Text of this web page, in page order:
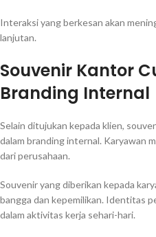
Interaksi yang berkesan akan
lanjutan.
Souvenir Kantor
Branding Internal
Selain ditujukan kepada klien,
dalam branding internal. Karyawan
dari perusahaan.
Souvenir yang diberikan kepada
bangga dan kepemilikan. Identitas
dalam aktivitas kerja sehari-hari.